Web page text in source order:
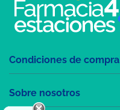
Condiciones de compra
Sobre nosotros